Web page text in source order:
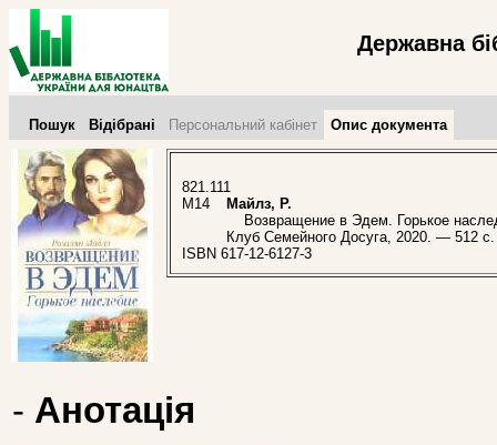
Державна
Пошук Відібрані Персональний кабінет Опис документа
821.111
М14
Майлз, Р.
Возвращение в Эдем. Горькое
Клуб Семейного Досуга, 2020. — 512 с.
ISBN 617-12-6127-3
- Анотація